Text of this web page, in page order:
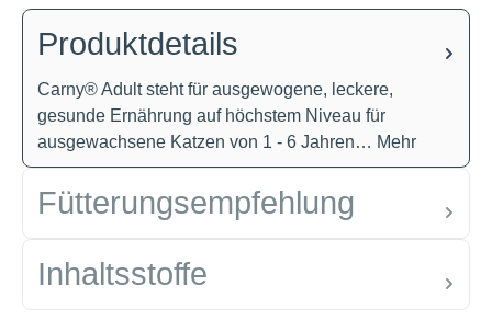
Produktdetails
Carny® Adult steht für ausgewogene, leckere,
gesunde Ernährung auf höchstem Niveau für
ausgewachsene Katzen von 1 - 6 Jahren… Mehr
Fütterungsempfehlung
Inhaltsstoffe